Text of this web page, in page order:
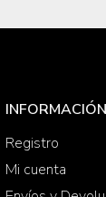
INFORMACIÓN
Registro
Mi cuenta